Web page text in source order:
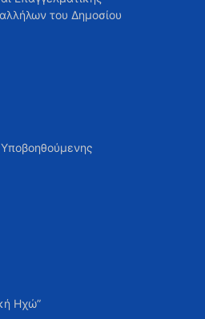
του Δημοσίου
Ηχώ”